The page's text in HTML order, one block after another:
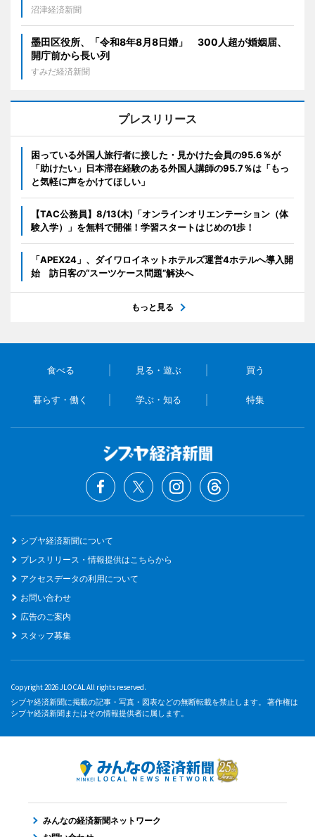
沼津経済新聞
墨田区役所、「令和8年8月8日婚」 300人超が婚姻届、
開庁前から長い列
すみだ経済新聞
プレスリリース
困っている外国人旅行者に接した・見かけた会員の95.6％が
「助けたい」日本滞在経験のある外国人講師の95.7％は「もっ
と気軽に声をかけてほしい」
【TAC公務員】8/13(木)「オンラインオリエンテーション（体
験入学）」を無料で開催！学習スタートはじめの1歩！
「APEX24」、ダイワロイネットホテルズ運営4ホテルへ導入開
始 訪日客の“スーツケース問題”解決へ
もっと見る
食べる 見る・遊ぶ 買う
暮らす・働く 学ぶ・知る 特集
シブヤ経済新聞について
プレスリリース・情報提供はこちらから
アクセスデータの利用について
お問い合わせ
広告のご案内
スタッフ募集
Copyright 2026 JLOCAL All rights reserved.
シブヤ経済新聞に掲載の記事・写真・図表などの無断転載を禁止します。 著作権は
シブヤ経済新聞またはその情報提供者に属します。
みんなの経済新聞ネットワーク